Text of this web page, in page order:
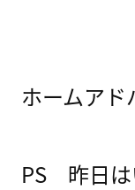
ホームア
PS 昨日は